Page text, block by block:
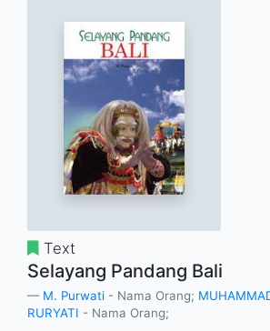
Text
Selayang Pandang Bali
M. Purwati - Nama Orang;
RURYATI - Nama Orang;